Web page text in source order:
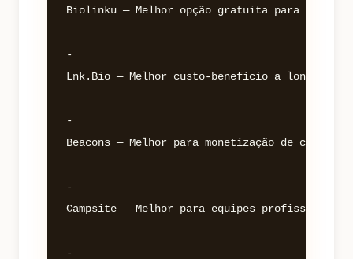
Biolinku — Melhor opção gratuita para
-
Lnk.Bio — Melhor custo-benefício a longo
-
Beacons — Melhor para monetização de
-
Campsite — Melhor para equipes profissionais
-